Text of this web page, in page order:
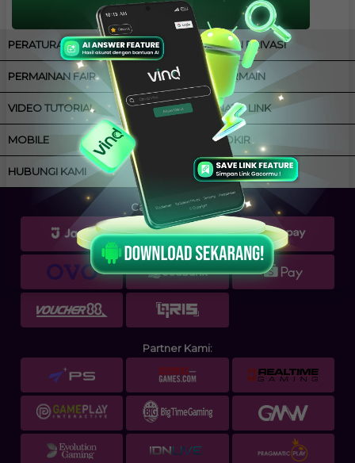
PROSES
PERATURAN KEBIJAKAN PRIVASI
PERMAINAN FAIR CARA BERMAIN
VIDEO TUTORIAL ALTERNATIF LINK
MOBILE ANTI BLOKIR
HUBUNGI KAMI
Cara Pembayaran:
Partner Kami: